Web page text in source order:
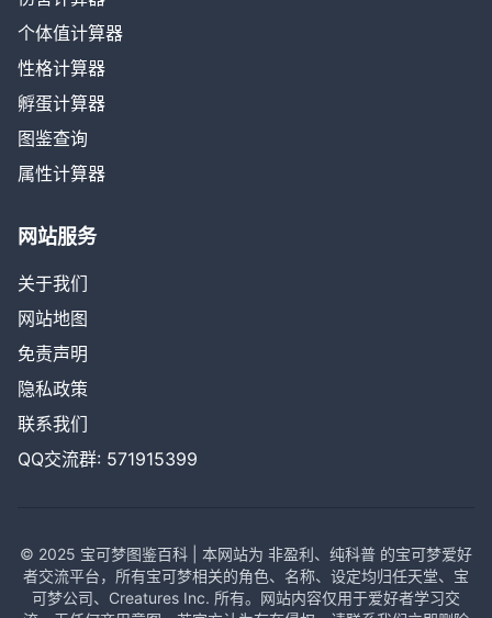
个体值计算器
性格计算器
孵蛋计算器
图鉴查询
属性计算器
网站服务
关于我们
网站地图
免责声明
隐私政策
联系我们
QQ交流群: 571915399
© 2025 宝可梦图鉴百科 | 本网站为 非盈利、纯科普 的宝可梦爱好
者交流平台，所有宝可梦相关的角色、名称、设定均归任天堂、宝
可梦公司、Creatures Inc. 所有。网站内容仅用于爱好者学习交